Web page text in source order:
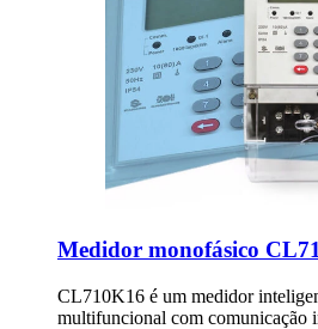
Medidor monofásico
CL710K16 é um medidor
multifuncional com comunicação